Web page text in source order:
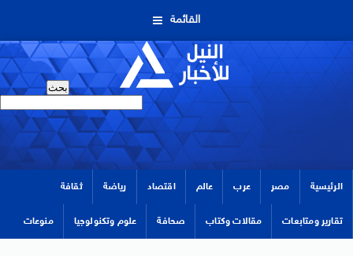
القائمة
الرئيسية مصر عرب عالم اقتصاد رياضة ثقافة
تقارير ومتابعات مقالات وكتاب صحافة علوم وتكنولوجيا منوعات